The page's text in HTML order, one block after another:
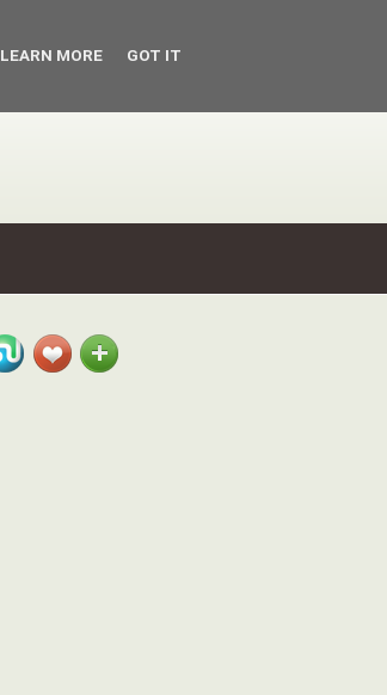
LEARN MORE GOT IT